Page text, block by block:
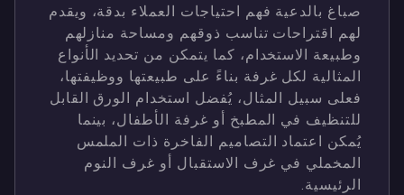
صباغ بالدعية فهم احتياجات العملاء بدقة، ويقدم
لهم اقتراحات تناسب ذوقهم ومساحة منازلهم
وطبيعة الاستخدام، كما يتمكن من تحديد الأنواع
المثالية لكل غرفة بناءً على طبيعتها ووظيفتها،
فعلى سبيل المثال، يُفضل استخدام الورق القابل
للتنظيف في المطبخ أو غرفة الأطفال، بينما
يُمكن اعتماد التصاميم الفاخرة ذات الملمس
المخملي في غرف الاستقبال أو غرف النوم
الرئيسية.